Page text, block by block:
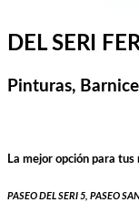
DEL SERI
Pinturas,
La mejor opción para tus
PASEO DEL SERI 5, PASEO